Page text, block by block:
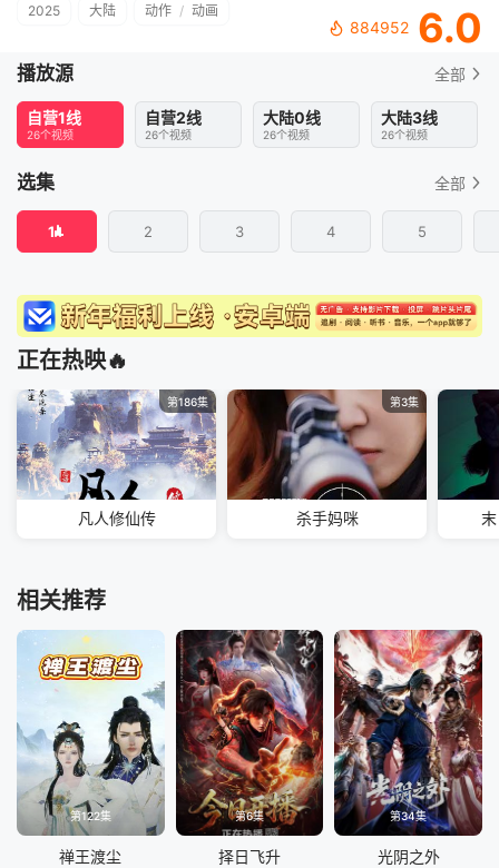
2025 大陆 动作 / 动画
884952 6.0
播放源 全部
自营1线
26个视频
自营2线
26个视频
大陆0线
26个视频
大陆3线
26个视频
选集 全部
1 2 3 4 5
正在热映🔥
第186集
凡人修仙传
第3集
杀手妈咪
相关推荐
第122集
禅王渡尘
第6集
择日飞升
第34集
光阴之外